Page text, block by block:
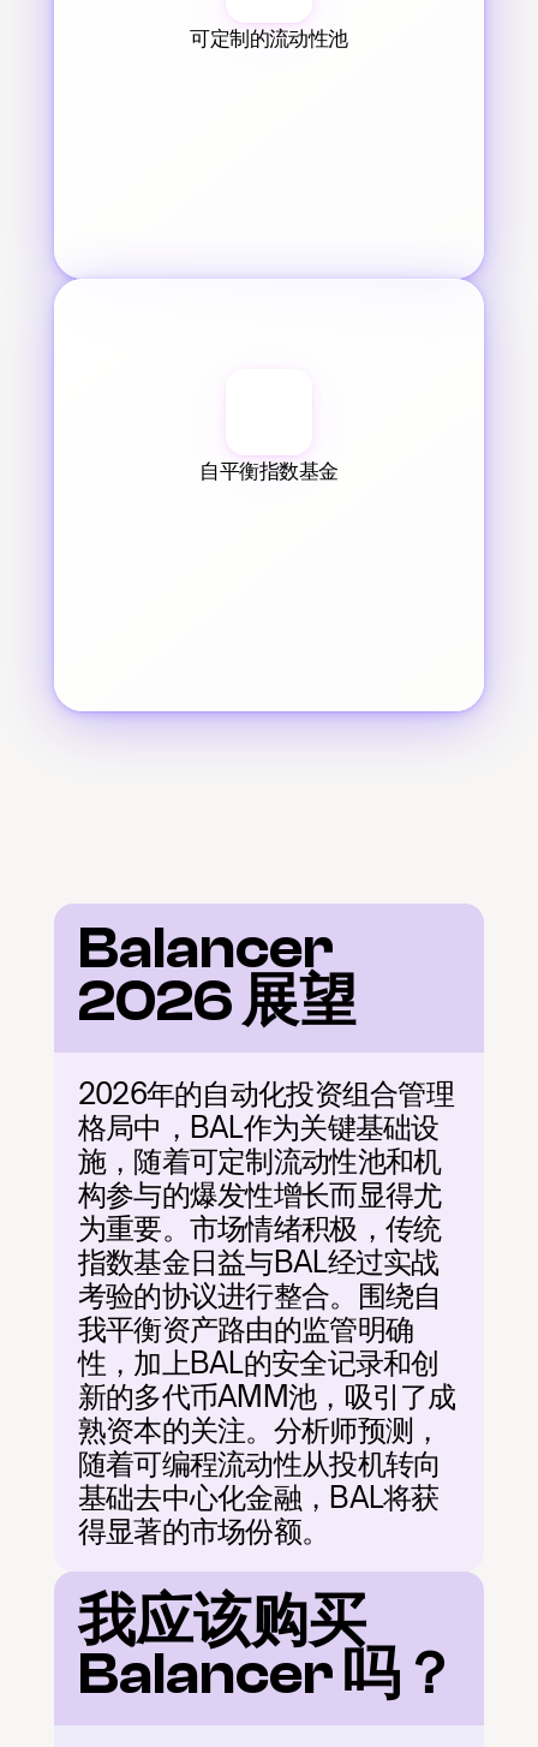
可定制的流动性池
自平衡指数基金
Balancer
2026 展望
2026年的自动化投资组合管理
格局中，BAL作为关键基础设
施，随着可定制流动性池和机
构参与的爆发性增长而显得尤
为重要。市场情绪积极，传统
指数基金日益与BAL经过实战
考验的协议进行整合。围绕自
我平衡资产路由的监管明确
性，加上BAL的安全记录和创
新的多代币AMM池，吸引了成
熟资本的关注。分析师预测，
随着可编程流动性从投机转向
基础去中心化金融，BAL将获
得显著的市场份额。
我应该购买
Balancer 吗？